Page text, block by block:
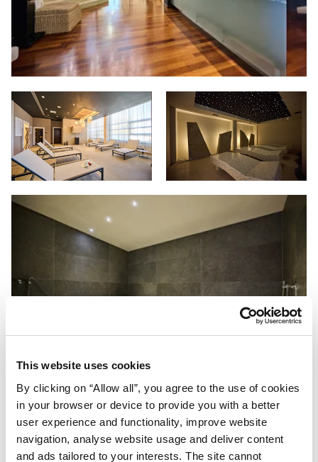
This website uses cookies
By clicking on “Allow all”, you agree to the use of cookies
in your browser or device to provide you with a better
user experience and functionality, improve website
navigation, analyse website usage and deliver content
and ads tailored to your interests. The site cannot